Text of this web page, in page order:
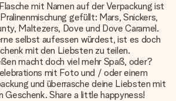
mit Namen auf der Verpackung ist
gefüllt: Mars, Snickers,
Maltezers, Dove und Dove Caramel.
selbst aufessen würdest, ist es doch
mit den Liebsten zu teilen.
macht doch viel mehr Spaß, oder?
mit Foto und / oder einem
und überrasche deine Liebsten mit
Geschenk. Share a little happyness!